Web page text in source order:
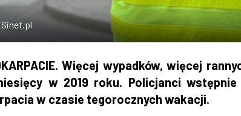
Więcej wypadków, więcej
w 2019 roku. Policjanci
w czasie tegorocznych wakacji.